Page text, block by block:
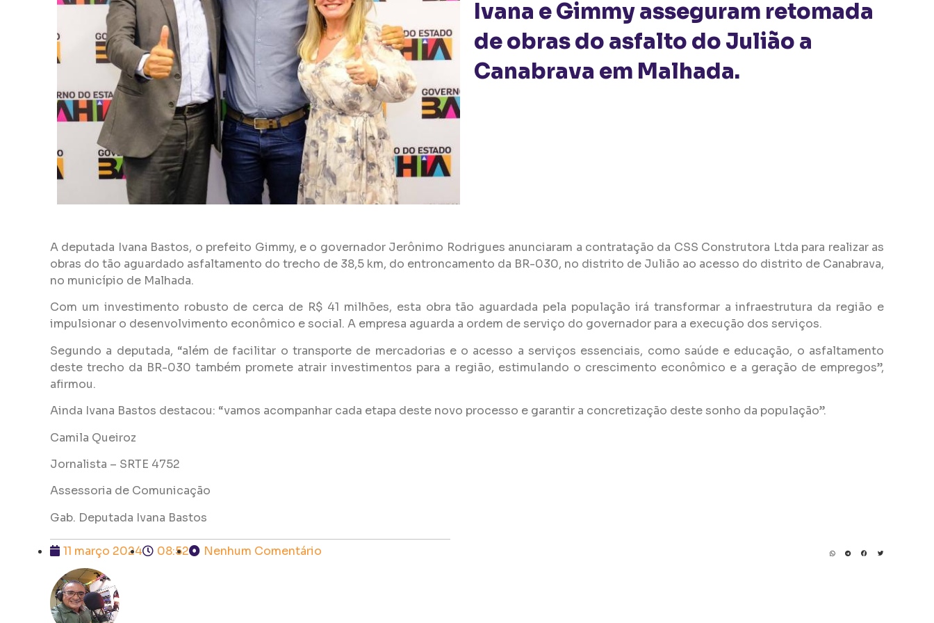
Ivana e Gimmy asseguram retomada
de obras do asfalto do Julião a
Canabrava em Malhada.
A deputada Ivana Bastos, o prefeito Gimmy, e o governador Jerônimo Rodrigues anunciaram a contratação da CSS Construtora Ltda para realizar as
obras do tão aguardado asfaltamento do trecho de 38,5 km, do entroncamento da BR-030, no distrito de Julião ao acesso do distrito de Canabrava,
no município de Malhada.
Com um investimento robusto de cerca de R$ 41 milhões, esta obra tão aguardada pela população irá transformar a infraestrutura da região e
impulsionar o desenvolvimento econômico e social. A empresa aguarda a ordem de serviço do governador para a execução dos serviços.
Segundo a deputada, “além de facilitar o transporte de mercadorias e o acesso a serviços essenciais, como saúde e educação, o asfaltamento
deste trecho da BR-030 também promete atrair investimentos para a região, estimulando o crescimento econômico e a geração de empregos”,
afirmou.
Ainda Ivana Bastos destacou: “vamos acompanhar cada etapa deste novo processo e garantir a concretização deste sonho da população”.
Camila Queiroz
Jornalista – SRTE 4752
Assessoria de Comunicação
Gab. Deputada Ivana Bastos
11 março 2024 08:52 Nenhum Comentário